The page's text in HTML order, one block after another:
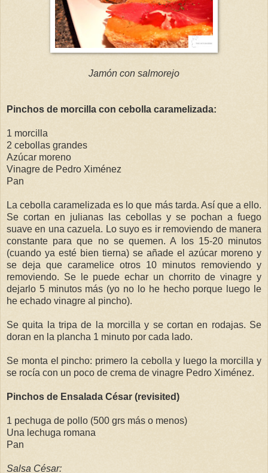
Jamón con salmorejo
Pinchos de morcilla con cebolla caramelizada:
1 morcilla
2 cebollas grandes
Azúcar moreno
Vinagre de Pedro Ximénez
Pan
La cebolla caramelizada es lo que más tarda. Así que a ello.
Se cortan en julianas las cebollas y se pochan a fuego
suave en una cazuela. Lo suyo es ir removiendo de manera
constante para que no se quemen. A los 15-20 minutos
(cuando ya esté bien tierna) se añade el azúcar moreno y
se deja que caramelice otros 10 minutos removiendo y
removiendo. Se le puede echar un chorrito de vinagre y
dejarlo 5 minutos más (yo no lo he hecho porque luego le
he echado vinagre al pincho).
Se quita la tripa de la morcilla y se cortan en rodajas. Se
doran en la plancha 1 minuto por cada lado.
Se monta el pincho: primero la cebolla y luego la morcilla y
se rocía con un poco de crema de vinagre Pedro Ximénez.
Pinchos de Ensalada César (revisited)
1 pechuga de pollo (500 grs más o menos)
Una lechuga romana
Pan
Salsa César: